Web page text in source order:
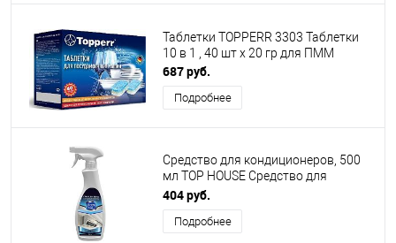
Таблетки TOPPERR 3303 Таблетки
10 в 1 , 40 шт х 20 гр для ПММ
687 руб.
Подробнее
Средство для кондиционеров, 500
мл TOP HOUSE Средство для
кондиционеров, 500 мл (181886)
404 руб.
Подробнее